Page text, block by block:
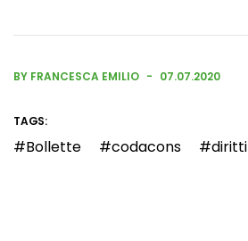
BY FRANCESCA EMILIO 07.07.2020
TAGS:
Bollette codacons diritti